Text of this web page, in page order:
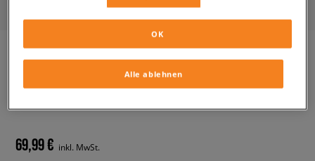
ADIDAS NMD_R1 PK
69,99 € inkl. MwSt.
Alle ablehnen
OK